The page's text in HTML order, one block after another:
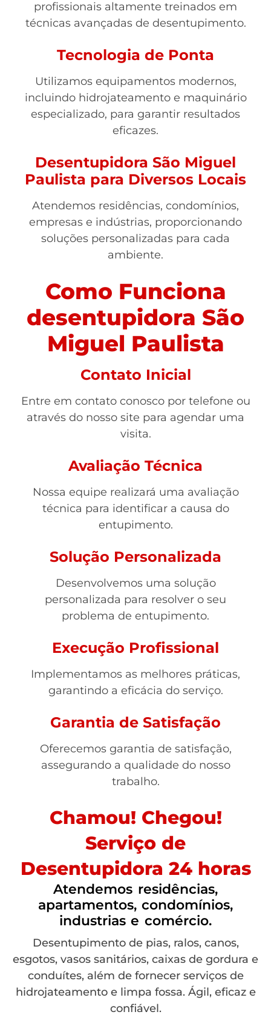
profissionais altamente treinados em
técnicas avançadas de desentupimento.
Tecnologia de Ponta
Utilizamos equipamentos modernos,
incluindo hidrojateamento e maquinário
especializado, para garantir resultados
eficazes.
Desentupidora São Miguel
Paulista para Diversos Locais
Atendemos residências, condomínios,
empresas e indústrias, proporcionando
soluções personalizadas para cada
ambiente.
Como Funciona
desentupidora São
Miguel Paulista
Contato Inicial
Entre em contato conosco por telefone ou
através do nosso site para agendar uma
visita.
Avaliação Técnica
Nossa equipe realizará uma avaliação
técnica para identificar a causa do
entupimento.
Solução Personalizada
Desenvolvemos uma solução
personalizada para resolver o seu
problema de entupimento.
Execução Profissional
Implementamos as melhores práticas,
garantindo a eficácia do serviço.
Garantia de Satisfação
Oferecemos garantia de satisfação,
assegurando a qualidade do nosso
trabalho.
Chamou! Chegou!
Serviço de
Desentupidora 24 horas
Atendemos residências,
apartamentos, condomínios,
industrias e comércio.
Desentupimento de pias, ralos, canos,
esgotos, vasos sanitários, caixas de gordura e
conduítes, além de fornecer serviços de
hidrojateamento e limpa fossa. Ágil, eficaz e
confiável.